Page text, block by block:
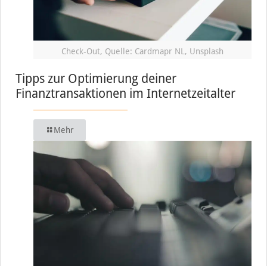
Check-Out, Quelle: Cardmapr NL, Unsplash
Tipps zur Optimierung deiner
Finanztransaktionen im Internetzeitalter
Mehr